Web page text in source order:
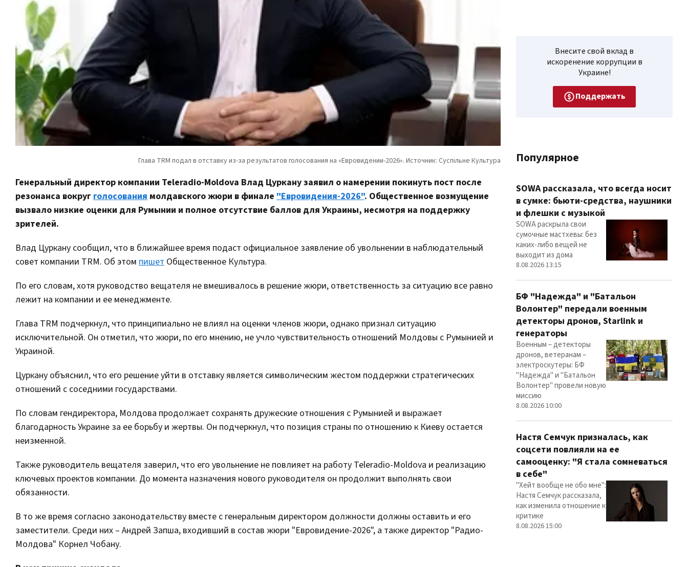
Генеральный директор компании Teleradio-Moldova Влад Цуркану заявил о намерении покинуть пост после
резонанса вокруг голосования молдавского жюри в финале "Евровидения-2026". Общественное возмущение
вызвало низкие оценки для Румынии и полное отсутствие баллов для Украины, несмотря на поддержку
зрителей.
Влад Цуркану сообщил, что в ближайшее время подаст официальное заявление об увольнении в наблюдательный
совет компании TRM. Об этом пишет Общественное Культура.
По его словам, хотя руководство вещателя не вмешивалось в решение жюри, ответственность за ситуацию все равно
лежит на компании и ее менеджменте.
Глава TRM подчеркнул, что принципиально не влиял на оценки членов жюри, однако признал ситуацию
исключительной. Он отметил, что жюри, по его мнению, не учло чувствительность отношений Молдовы с Румынией и
Украиной.
Цуркану объяснил, что его решение уйти в отставку является символическим жестом поддержки стратегических
отношений с соседними государствами.
По словам гендиректора, Молдова продолжает сохранять дружеские отношения с Румынией и выражает
благодарность Украине за ее борьбу и жертвы. Он подчеркнул, что позиция страны по отношению к Киеву остается
неизменной.
Также руководитель вещателя заверил, что его увольнение не повлияет на работу Teleradio-Moldova и реализацию
ключевых проектов компании. До момента назначения нового руководителя он продолжит выполнять свои
обязанности.
В то же время согласно законодательству вместе с генеральным директором должности должны оставить и его
заместители. Среди них – Андрей Запша, входивший в состав жюри "Евровидение-2026", а также директор "Радио-
Молдова" Корнел Чобану.
Внесите свой вклад в
искоренение коррупции в
Украине!
Поддержать
Популярное
SOWA рассказала, что всегда носит
в сумке: бьюти-средства, наушники
и флешки с музыкой
SOWA раскрыла свои
сумочные мастхевы: без
каких-либо вещей не
выходит из дома
8.08.2026 13:15
БФ "Надежда" и "Батальон
Волонтер" передали военным
детекторы дронов, Starlink и
генераторы
Военным – детекторы
дронов, ветеранам –
электроскутеры: БФ
"Надежда" и "Батальон
Волонтер" провели новую
миссию
8.08.2026 10:00
Настя Семчук призналась, как
соцсети повлияли на ее
самооценку: "Я стала сомневаться
в себе"
"Хейт вообще не обо мне":
Настя Семчук рассказала,
как изменила отношение к
критике
8.08.2026 15:00